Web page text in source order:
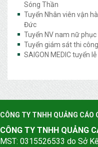
Sóng Thần
Tuyển Nhân viên vận
Đức
Tuyển NV nam nữ
Tuyển giám sát thi
SAIGON MEDIC tuyển
CÔNG TY TNHH QUẢNG CÁO
CÔNG TY TNHH QUẢNG
MST: 0315526533 do Sở